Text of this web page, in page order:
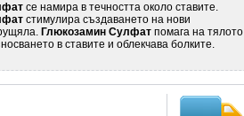
се намира в течността около ставите.
стимулира създаването на нови
Глюкозамин Сулфатпомага на тялото
в ставите и облекчава болките.